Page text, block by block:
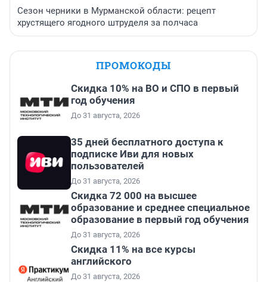
Сезон черники в Мурманской области: рецепт
хрустящего ягодного штруделя за полчаса
ПРОМОКОДЫ
Скидка 10% на ВО и СПО в первый
год обучения
До 31 августа, 2026
35 дней бесплатного доступа к
подписке Иви для новых
пользователей
До 31 августа, 2026
Скидка 72 000 на высшее
образование и среднее специальное
образование в первый год обучения
До 31 августа, 2026
Скидка 11% на все курсы
английского
До 31 августа, 2026